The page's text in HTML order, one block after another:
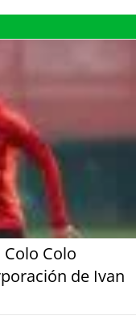
Colo
de Ivan